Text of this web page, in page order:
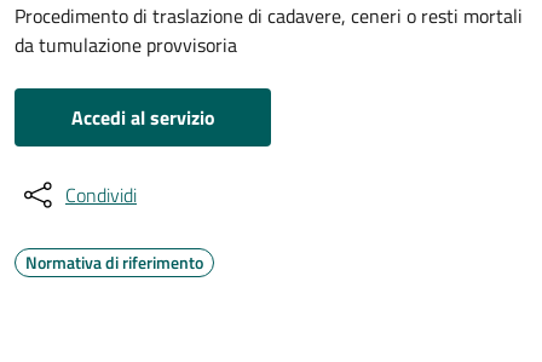
Procedimento di traslazione di cadavere, ceneri o resti mortali
da tumulazione provvisoria
Accedi al servizio
Condividi
Normativa di riferimento